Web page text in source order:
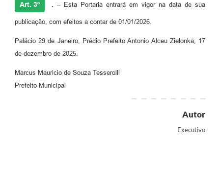
Art. 3º . – Esta Portaria entrará em vigor na data de sua
publicação, com efeitos a contar de 01/01/2026.
Palácio 29 de Janeiro, Prédio Prefeito Antonio Alceu Zielonka, 17
de dezembro de 2025.
Marcus Mauricio de Souza Tesserolli
Prefeito Municipal
Autor
Executivo